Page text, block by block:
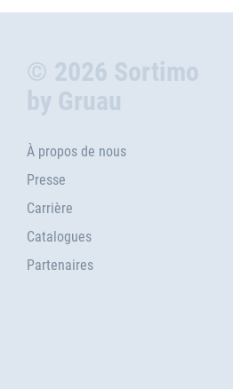
© 2026 Sortimo
by Gruau
À propos de nous
Presse
Carrière
Catalogues
Partenaires